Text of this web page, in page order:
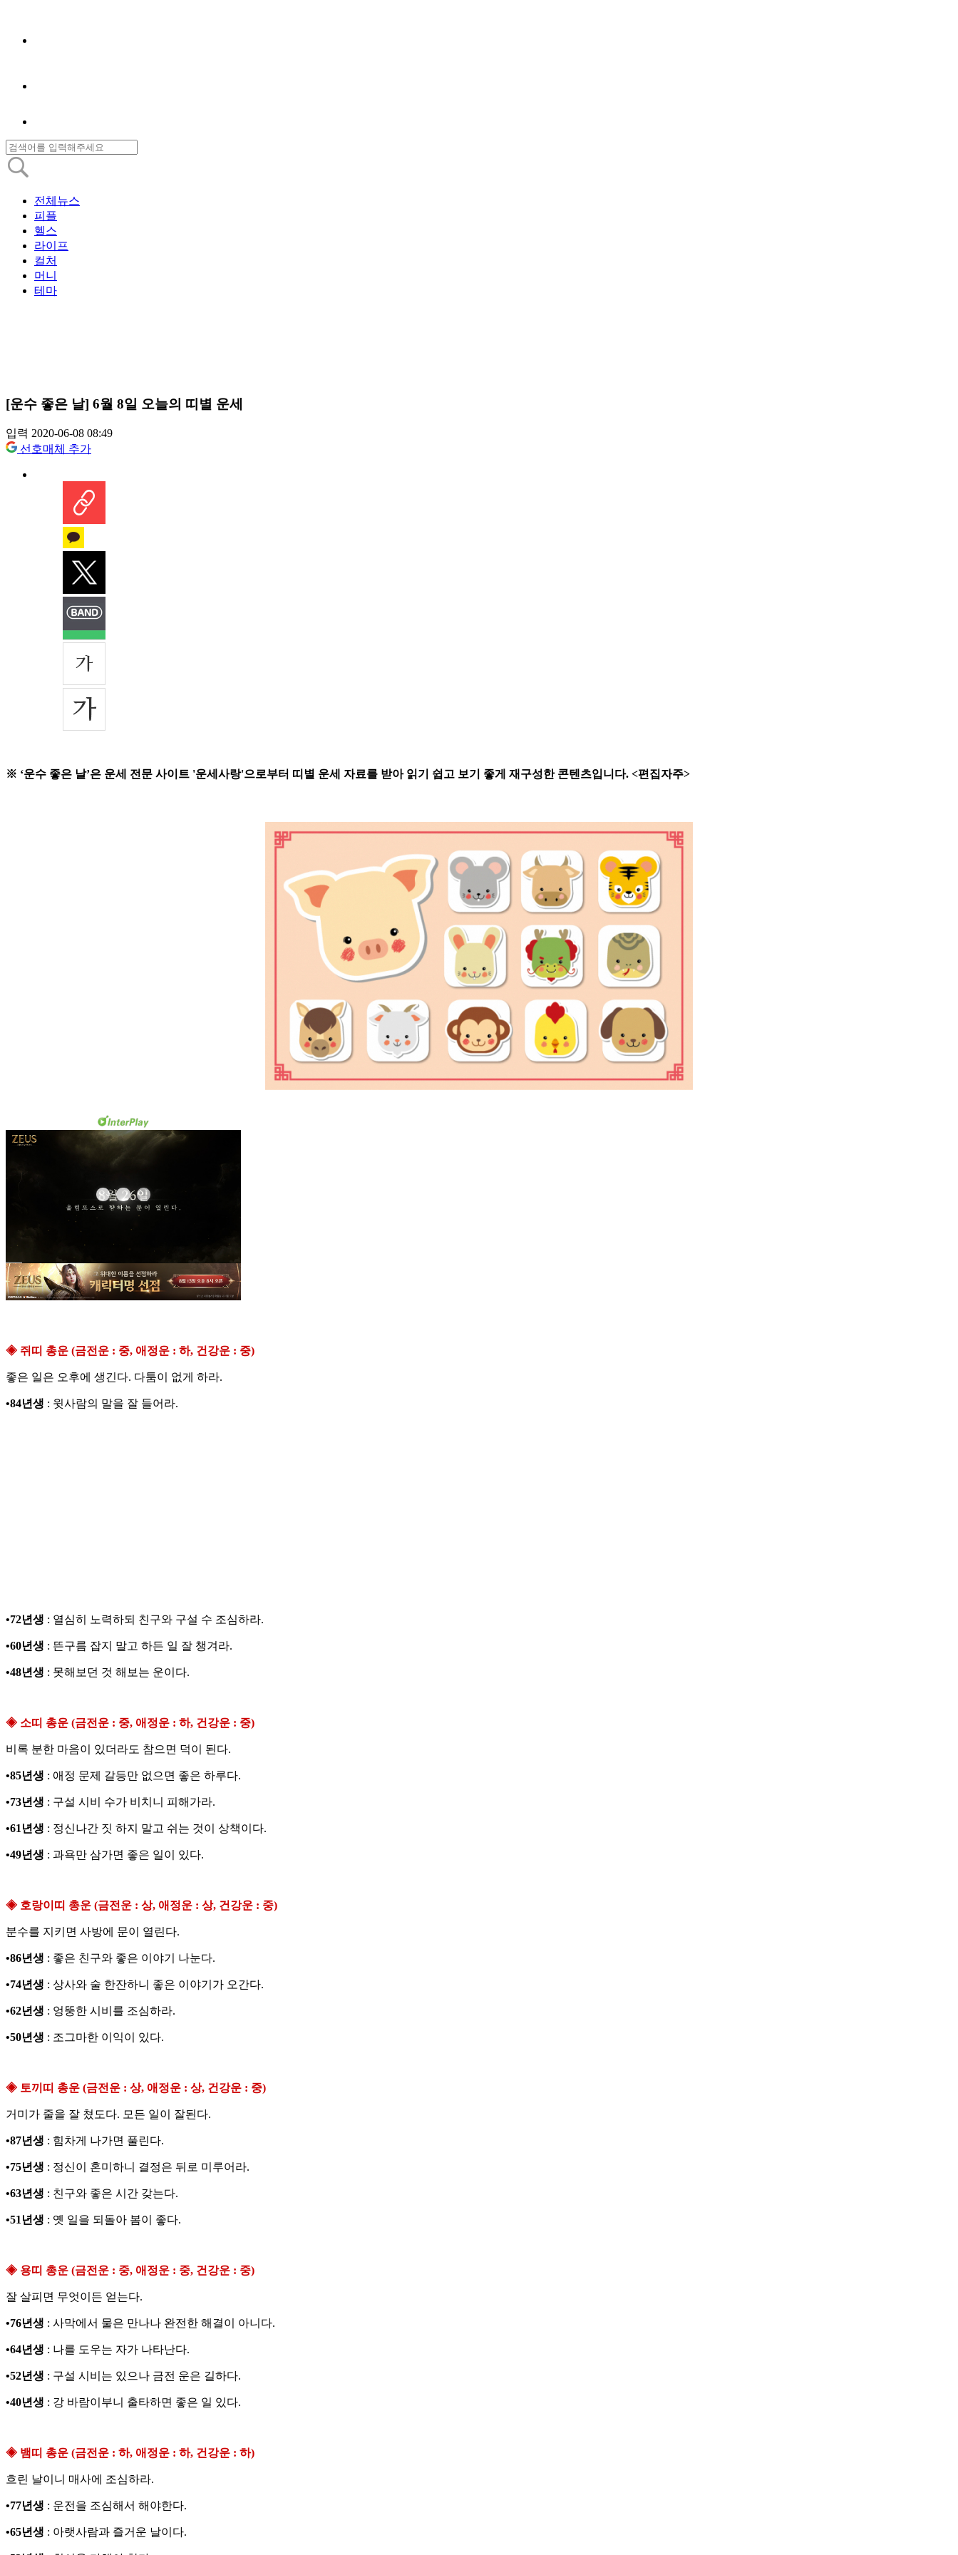
전체뉴스
피플
헬스
라이프
컬처
머니
테마
[운수 좋은 날] 6월 8일 오늘의 띠별 운세
입력 2020-06-08 08:49
선호매체 추가
※ ‘운수 좋은 날’은 운세 전문 사이트 '운세사랑'으로부터 띠별 운세 자료를 받아 읽기 쉽고 보기 좋게 재구성한 콘텐츠입니다. <편집자주>
◈ 쥐띠 총운 (금전운 : 중, 애정운 : 하, 건강운 : 중)
좋은 일은 오후에 생긴다. 다툼이 없게 하라.
•84년생 : 윗사람의 말을 잘 들어라.
•72년생 : 열심히 노력하되 친구와 구설 수 조심하라.
•60년생 : 뜬구름 잡지 말고 하든 일 잘 챙겨라.
•48년생 : 못해보던 것 해보는 운이다.
◈ 소띠 총운 (금전운 : 중, 애정운 : 하, 건강운 : 중)
비록 분한 마음이 있더라도 참으면 덕이 된다.
•85년생 : 애정 문제 갈등만 없으면 좋은 하루다.
•73년생 : 구설 시비 수가 비치니 피해가라.
•61년생 : 정신나간 짓 하지 말고 쉬는 것이 상책이다.
•49년생 : 과욕만 삼가면 좋은 일이 있다.
◈ 호랑이띠 총운 (금전운 : 상, 애정운 : 상, 건강운 : 중)
분수를 지키면 사방에 문이 열린다.
•86년생 : 좋은 친구와 좋은 이야기 나눈다.
•74년생 : 상사와 술 한잔하니 좋은 이야기가 오간다.
•62년생 : 엉뚱한 시비를 조심하라.
•50년생 : 조그마한 이익이 있다.
◈ 토끼띠 총운 (금전운 : 상, 애정운 : 상, 건강운 : 중)
거미가 줄을 잘 쳤도다. 모든 일이 잘된다.
•87년생 : 힘차게 나가면 풀린다.
•75년생 : 정신이 혼미하니 결정은 뒤로 미루어라.
•63년생 : 친구와 좋은 시간 갖는다.
•51년생 : 옛 일을 되돌아 봄이 좋다.
◈ 용띠 총운 (금전운 : 중, 애정운 : 중, 건강운 : 중)
잘 살피면 무엇이든 얻는다.
•76년생 : 사막에서 물은 만나나 완전한 해결이 아니다.
•64년생 : 나를 도우는 자가 나타난다.
•52년생 : 구설 시비는 있으나 금전 운은 길하다.
•40년생 : 강 바람이부니 출타하면 좋은 일 있다.
◈ 뱀띠 총운 (금전운 : 하, 애정운 : 하, 건강운 : 하)
흐린 날이니 매사에 조심하라.
•77년생 : 운전을 조심해서 해야한다.
•65년생 : 아랫사람과 즐거운 날이다.